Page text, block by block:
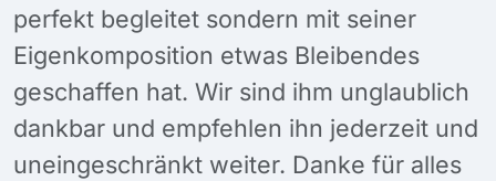
perfekt begleitet sondern mit seiner
Eigenkomposition etwas Bleibendes
geschaffen hat. Wir sind ihm unglaublich
dankbar und empfehlen ihn jederzeit und
uneingeschränkt weiter. Danke für alles